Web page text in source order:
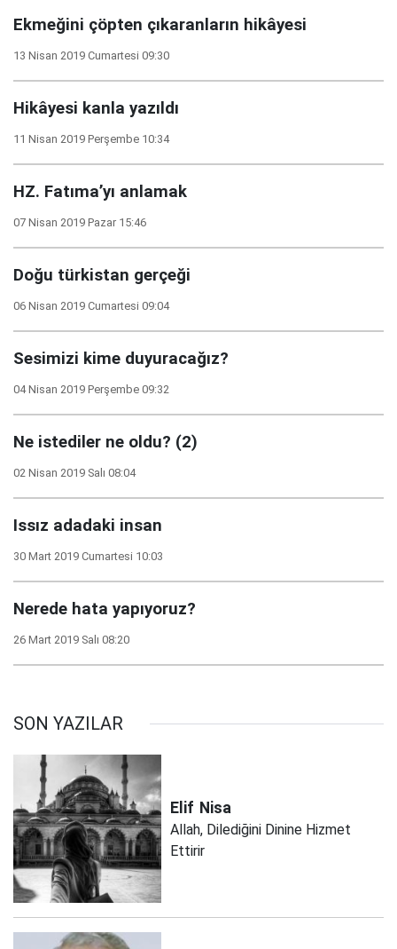
Ekmeğini çöpten çıkaranların hikâyesi
13 Nisan 2019 Cumartesi 09:30
Hikâyesi kanla yazıldı
11 Nisan 2019 Perşembe 10:34
HZ. Fatıma’yı anlamak
07 Nisan 2019 Pazar 15:46
Doğu türkistan gerçeği
06 Nisan 2019 Cumartesi 09:04
Sesimizi kime duyuracağız?
04 Nisan 2019 Perşembe 09:32
Ne istediler ne oldu? (2)
02 Nisan 2019 Salı 08:04
Issız adadaki insan
30 Mart 2019 Cumartesi 10:03
Nerede hata yapıyoruz?
26 Mart 2019 Salı 08:20
SON YAZILAR
Elif Nisa
Allah, Dilediğini Dinine Hizmet
Ettirir